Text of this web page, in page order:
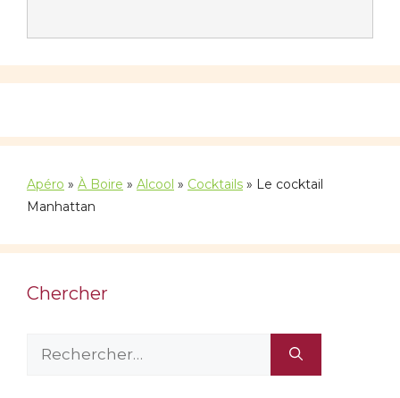
Apéro » À Boire » Alcool » Cocktails » Le cocktail
Manhattan
Chercher
Rechercher :